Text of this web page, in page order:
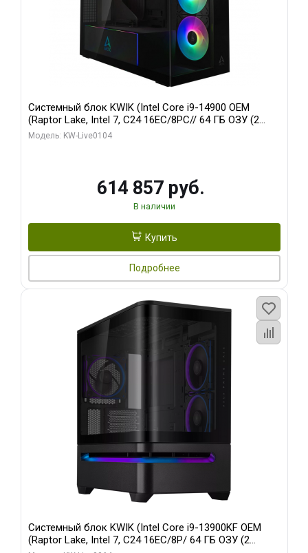
Системный блок KWIK (Intel Core i9-14900 OEM
(Raptor Lake, Intel 7, C24 16EC/8PC// 64 ГБ ОЗУ (2
модуля)/ Afox RTX4090 24GB GDDR6X 384-Bit 3xDP
Модель: KW-Live0104
614 857 руб.
В наличии
Купить
Подробнее
Системный блок KWIK (Intel Core i9-13900KF OEM
(Raptor Lake, Intel 7, C24 16EC/8P/ 64 ГБ ОЗУ (2